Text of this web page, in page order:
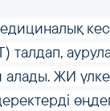
талдап,
алады. ЖИ